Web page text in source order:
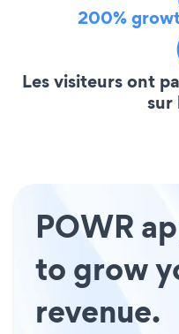
200%
Les visiteurs ont
sur
POWR
to grow
revenue.